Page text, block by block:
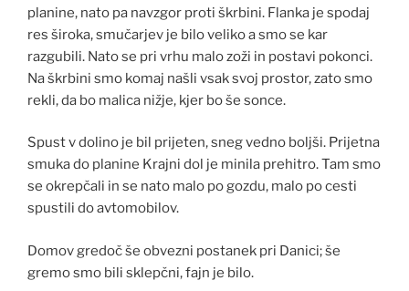
planine, nato pa navzgor proti škrbini. Flanka je spodaj
res široka, smučarjev je bilo veliko a smo se kar
razgubili. Nato se pri vrhu malo zoži in postavi pokonci.
Na škrbini smo komaj našli vsak svoj prostor, zato smo
rekli, da bo malica nižje, kjer bo še sonce.
Spust v dolino je bil prijeten, sneg vedno boljši. Prijetna
smuka do planine Krajni dol je minila prehitro. Tam smo
se okrepčali in se nato malo po gozdu, malo po cesti
spustili do avtomobilov.
Domov gredoč še obvezni postanek pri Danici; še
gremo smo bili sklepčni, fajn je bilo.